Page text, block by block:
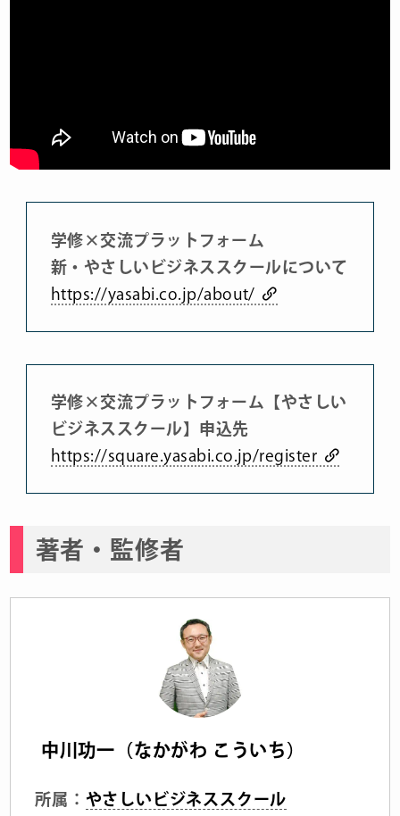
学修×交流プラットフォーム
新・やさしいビジネススクールについて
https://yasabi.co.jp/about/
学修×交流プラットフォーム【やさしい
ビジネススクール】申込先
https://square.yasabi.co.jp/register
著者・監修者
中川功一（なかがわ こういち）
所属： やさしいビジネススクール